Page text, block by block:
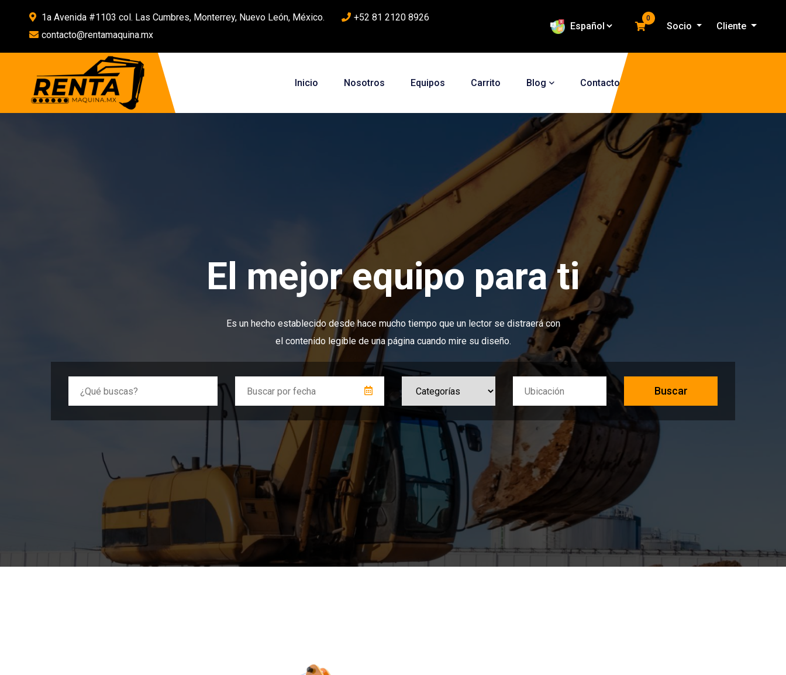
1a Avenida #1103 col. Las Cumbres, Monterrey, Nuevo León, México.
+52 81 2120 8926
contacto@rentamaquina.mx
0
Socio Cliente
Inicio Nosotros Equipos Carrito Blog Contacto
El mejor equipo para ti
Es un hecho establecido desde hace mucho tiempo que un lector se distraerá con
el contenido legible de una página cuando mire su diseño.
Buscar